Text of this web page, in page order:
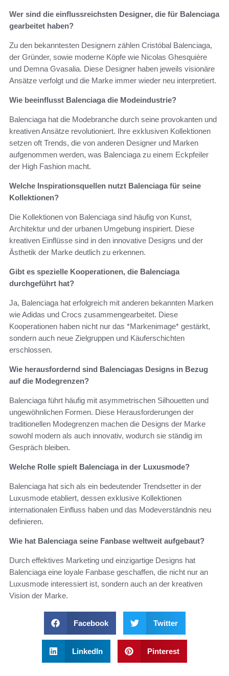
Wer sind die einflussreichsten Designer, die für Balenciaga
gearbeitet haben?
Zu den bekanntesten Designern zählen Cristóbal Balenciaga,
der Gründer, sowie moderne Köpfe wie Nicolas Ghesquière
und Demna Gvasalia. Diese Designer haben jeweils visionäre
Ansätze verfolgt und die Marke immer wieder neu interpretiert.
Wie beeinflusst Balenciaga die Modeindustrie?
Balenciaga hat die Modebranche durch seine provokanten und
kreativen Ansätze revolutioniert. Ihre exklusiven Kollektionen
setzen oft Trends, die von anderen Designer und Marken
aufgenommen werden, was Balenciaga zu einem Eckpfeiler
der High Fashion macht.
Welche Inspirationsquellen nutzt Balenciaga für seine
Kollektionen?
Die Kollektionen von Balenciaga sind häufig von Kunst,
Architektur und der urbanen Umgebung inspiriert. Diese
kreativen Einflüsse sind in den innovative Designs und der
Ästhetik der Marke deutlich zu erkennen.
Gibt es spezielle Kooperationen, die Balenciaga
durchgeführt hat?
Ja, Balenciaga hat erfolgreich mit anderen bekannten Marken
wie Adidas und Crocs zusammengearbeitet. Diese
Kooperationen haben nicht nur das *Markenimage* gestärkt,
sondern auch neue Zielgruppen und Käuferschichten
erschlossen.
Wie herausfordernd sind Balenciagas Designs in Bezug
auf die Modegrenzen?
Balenciaga führt häufig mit asymmetrischen Silhouetten und
ungewöhnlichen Formen. Diese Herausforderungen der
traditionellen Modegrenzen machen die Designs der Marke
sowohl modern als auch innovativ, wodurch sie ständig im
Gespräch bleiben.
Welche Rolle spielt Balenciaga in der Luxusmode?
Balenciaga hat sich als ein bedeutender Trendsetter in der
Luxusmode etabliert, dessen exklusive Kollektionen
internationalen Einfluss haben und das Modeverständnis neu
definieren.
Wie hat Balenciaga seine Fanbase weltweit aufgebaut?
Durch effektives Marketing und einzigartige Designs hat
Balenciaga eine loyale Fanbase geschaffen, die nicht nur an
Luxusmode interessiert ist, sondern auch an der kreativen
Vision der Marke.
Facebook Twitter
LinkedIn Pinterest